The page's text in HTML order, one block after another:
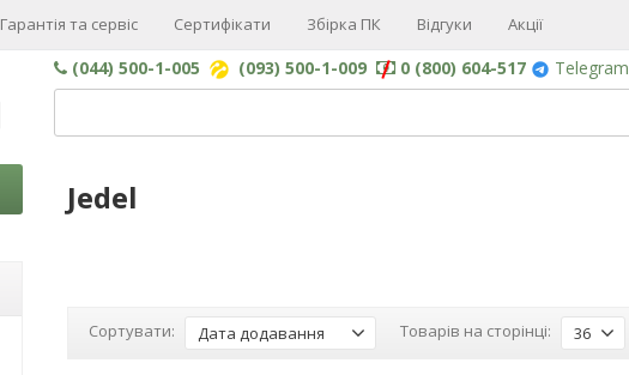
Гарантія та сервіс Сертифікати Збірка ПК Відгуки Акції
(044) 500-1-005 (093) 500-1-009 0 (800) 604-517 Telegram
Jedel
Сортувати: Дата додавання Товарів на сторінці: 36